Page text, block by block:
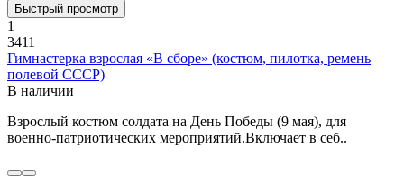
Быстрый просмотр
1
3411
Гимнастерка взрослая «В сборе» (костюм, пилотка, ремень
полевой СССР)
В наличии
Взрослый костюм солдата на День Победы (9 мая), для
военно-патриотических мероприятий.Включает в себ..